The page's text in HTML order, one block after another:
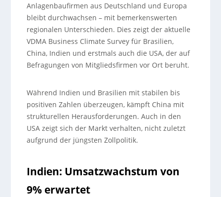
Anlagenbaufirmen aus Deutschland und Europa
bleibt durchwachsen – mit bemerkenswerten
regionalen Unterschieden. Dies zeigt der aktuelle
VDMA Business Climate Survey für Brasilien,
China, Indien und erstmals auch die USA, der auf
Befragungen von Mitgliedsfirmen vor Ort beruht.
Während Indien und Brasilien mit stabilen bis
positiven Zahlen überzeugen, kämpft China mit
strukturellen Herausforderungen. Auch in den
USA zeigt sich der Markt verhalten, nicht zuletzt
aufgrund der jüngsten Zollpolitik.
Indien: Umsatzwachstum von
9% erwartet